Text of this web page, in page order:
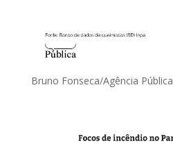
Bruno Fonseca/Agência Pública